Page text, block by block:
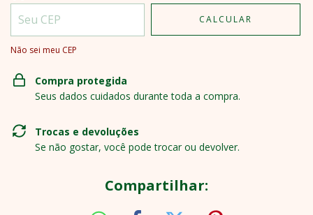
CALCULAR
Não sei meu CEP
Compra protegida
Seus dados cuidados durante toda a compra.
Trocas e devoluções
Se não gostar, você pode trocar ou devolver.
Compartilhar: